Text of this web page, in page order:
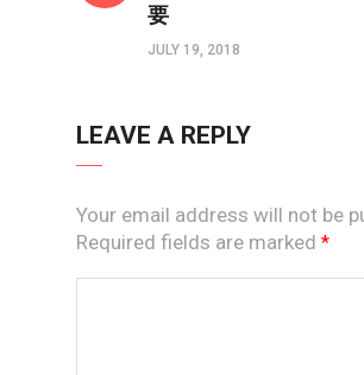
要
JULY 19, 2018
LEAVE A REPLY
Your email address will not be
Required fields are marked *